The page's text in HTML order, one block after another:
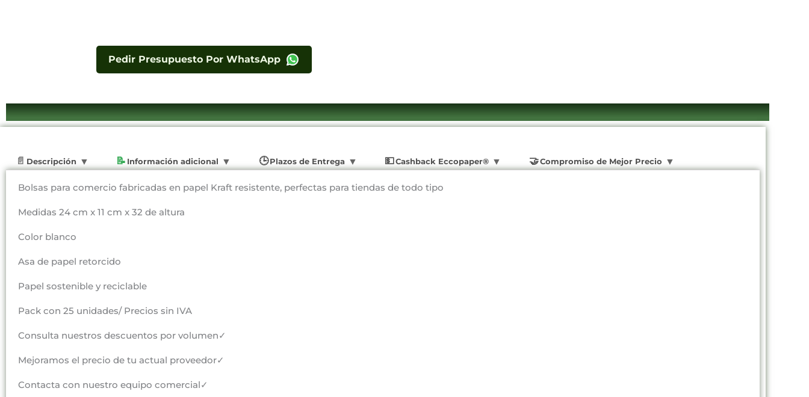
Pedir Presupuesto Por WhatsApp
Descripción Información adicional Plazos de Entrega Cashback Eccopaper® Compromiso de Mejor Precio
Bolsas para comercio fabricadas en papel Kraft resistente, perfectas para tiendas de todo tipo
Medidas 24 cm x 11 cm x 32 de altura
Color blanco
Asa de papel retorcido
Papel sostenible y reciclable
Pack con 25 unidades/ Precios sin IVA
Consulta nuestros descuentos por volumen✓
Mejoramos el precio de tu actual proveedor✓
Contacta con nuestro equipo comercial✓